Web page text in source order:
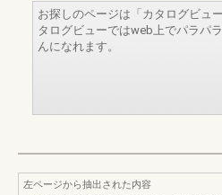
お探しのページは「カタログビュ
タログビューではweb上でパラパ
んになれます。
左ページから抽出された内容